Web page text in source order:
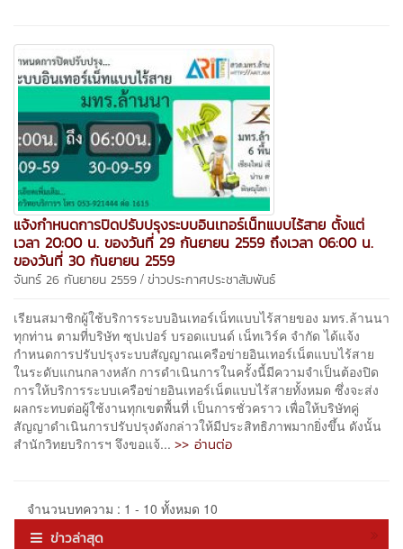
แจ้งกำหนดการปิดปรับปรุงระบบอินเทอร์เน็ทแบบไร้สาย ตั้งแต่
เวลา 20:00 น. ของวันที่ 29 กันยายน 2559 ถึงเวลา 06:00 น.
ของวันที่ 30 กันยายน 2559
จันทร์ 26 กันยายน 2559 / ข่าวประกาศประชาสัมพันธ์
เรียนสมาชิกผู้ใช้บริการระบบอินเทอร์เน็ทแบบไร้สายของ มทร.ล้านนา
ทุกท่าน ตามที่บริษัท ซุปเปอร์ บรอดแบนด์ เน็ทเวิร์ค จำกัด ได้แจ้ง
กำหนดการปรับปรุงระบบสัญญาณเครือข่ายอินเทอร์เน็ตแบบไร้สาย
ในระดับแกนกลางหลัก การดำเนินการในครั้งนี้มีความจำเป็นต้องปิด
การให้บริการระบบเครือข่ายอินเทอร์เน็ตแบบไร้สายทั้งหมด ซึ่งจะส่ง
ผลกระทบต่อผู้ใช้งานทุกเขตพื้นที่ เป็นการชั่วคราว เพื่อให้บริษัทคู่
สัญญาดำเนินการปรับปรุงดังกล่าวให้มีประสิทธิภาพมากยิ่งขึ้น ดังนั้น
สำนักวิทยบริการฯ จึงขอแจ้... >> อ่านต่อ
จำนวนบทความ : 1 - 10 ทั้งหมด 10
ข่าวล่าสุด